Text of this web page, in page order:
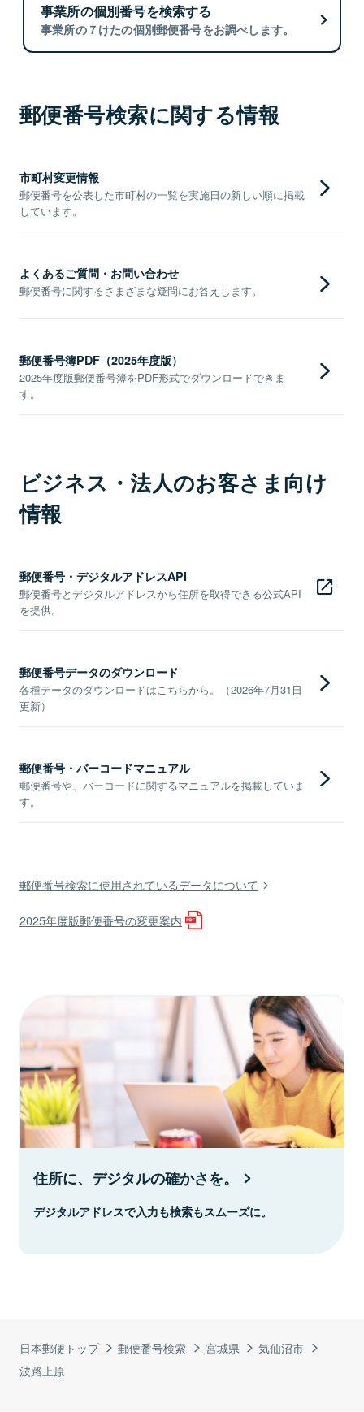
日本郵便トップ 郵便番号検索 宮城県
気仙沼市
波路上原
事業所の個別番号を検索する
事業所の７けたの個別郵便番号をお調べします。
郵便番号検索に関する情報
市町村変更情報
郵便番号を公表した市町村の一覧を実施日の新しい順に掲載
しています。
よくあるご質問・お問い合わせ
郵便番号に関するさまざまな疑問にお答えします。
郵便番号簿PDF（2025年度版）
2025年度版郵便番号簿をPDF形式でダウンロードできま
す。
ビジネス・法人のお客さま向け
情報
郵便番号・デジタルアドレスAPI
郵便番号とデジタルアドレスから住所を取得できる公式API
を提供。
郵便番号データのダウンロード
各種データのダウンロードはこちらから。（2026年7月31日
更新）
郵便番号・バーコードマニュアル
郵便番号や、バーコードに関するマニュアルを掲載していま
す。
郵便番号検索に使用されているデータについて
2025年度版郵便番号の変更案内
住所に、デジタルの確かさを。
デジタルアドレスで入力も検索もスムーズに。